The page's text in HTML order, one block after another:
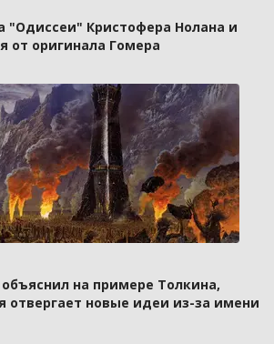
"Одиссеи" Кристофера Нолана и
от оригинала Гомера
на примере Толкина,
отвергает новые идеи из-за имени